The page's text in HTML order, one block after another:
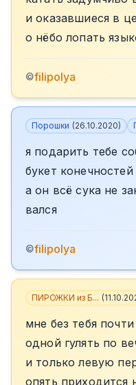
и оказавшиеся в
о нёбо лопать
©filipolya
Порошки (26.10.2020)
я подарить тебе
букет конечностей
а он всё сука не
вался
©filipolya
ПИРОЖКИ из Б... (
мне без тебя
одной гулять по
и только левую
опять приходится